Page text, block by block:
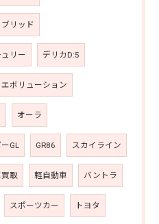
リッド
リー デリカD:5
エボリューション
オーラ
GL GR86 スカイライン
取 軽自動車 バントラ
スポーツカー トヨタ